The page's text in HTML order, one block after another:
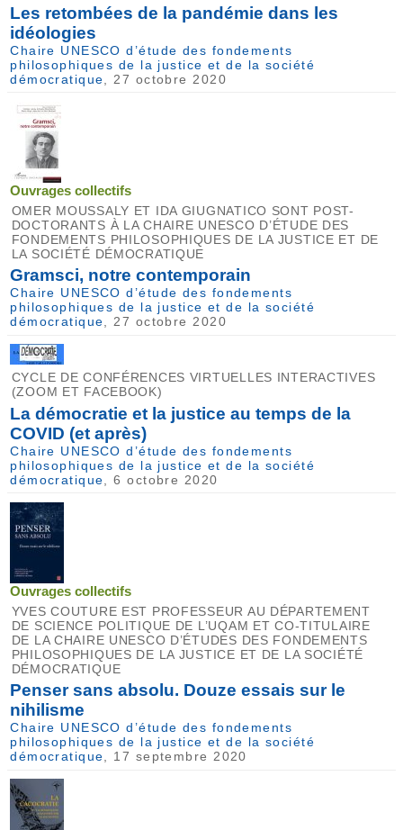
Les retombées de la pandémie dans les
idéologies
Chaire UNESCO d’étude des fondements
philosophiques de la justice et de la société
démocratique , 27 octobre 2020
Ouvrages collectifs
OMER MOUSSALY ET IDA GIUGNATICO SONT POST-
DOCTORANTS À LA CHAIRE UNESCO D’ÉTUDE DES
FONDEMENTS PHILOSOPHIQUES DE LA JUSTICE ET DE
LA SOCIÉTÉ DÉMOCRATIQUE
Gramsci, notre contemporain
Chaire UNESCO d’étude des fondements
philosophiques de la justice et de la société
démocratique, 27 octobre 2020
CYCLE DE CONFÉRENCES VIRTUELLES INTERACTIVES
(ZOOM ET FACEBOOK)
La démocratie et la justice au temps de la
COVID (et après)
Chaire UNESCO d’étude des fondements
philosophiques de la justice et de la société
démocratique , 6 octobre 2020
Ouvrages collectifs
YVES COUTURE EST PROFESSEUR AU DÉPARTEMENT
DE SCIENCE POLITIQUE DE L’UQAM ET CO-TITULAIRE
DE LA CHAIRE UNESCO D’ÉTUDES DES FONDEMENTS
PHILOSOPHIQUES DE LA JUSTICE ET DE LA SOCIÉTÉ
DÉMOCRATIQUE
Penser sans absolu. Douze essais sur le
nihilisme
Chaire UNESCO d’étude des fondements
philosophiques de la justice et de la société
démocratique, 17 septembre 2020